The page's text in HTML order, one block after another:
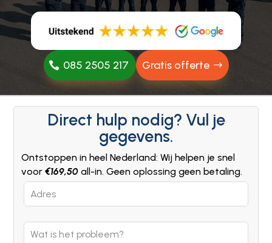
085 2505 217 Gratis offerte
Direct hulp nodig? Vul je
gegevens.
Ontstoppen in heel Nederland: Wij helpen je snel
voor€169,50 all-in. Geen oplossing geen betaling.
Leave
this
blank